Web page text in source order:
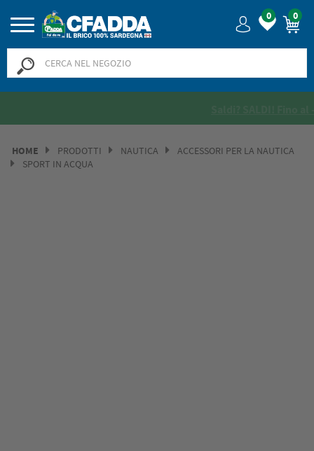
0 0
HOME PRODOTTI NAUTICA
ACCESSORI PER LA NAUTICA
SPORT IN ACQUA